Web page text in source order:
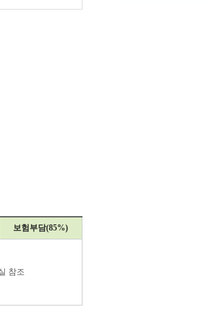
보험부담(85%)
참조